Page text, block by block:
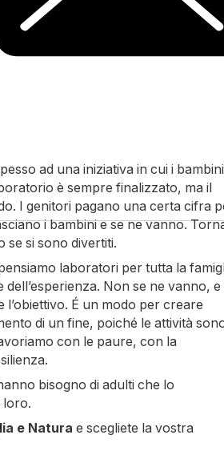
ad una iniziativa in cui i bambini
è sempre finalizzato, ma il
I genitori pagano una certa cifra
i bambini e se ne vanno.
se si sono divertiti.
laboratori per tutta la
Non se ne vanno, e
l’obiettivo. É un modo per creare
di un fine, poiché le attività
con le paure, con la
bisogno di adulti che lo
loro.
e Natura e scegliete la vostra